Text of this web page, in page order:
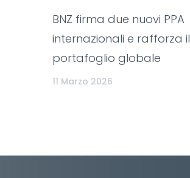
BNZ firma due nuovi PPA
internazionali e rafforza il
portafoglio globale
11 Marzo 2026